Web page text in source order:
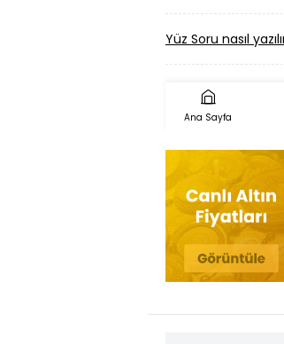
Yüz Soru nasıl
Ana Sayfa